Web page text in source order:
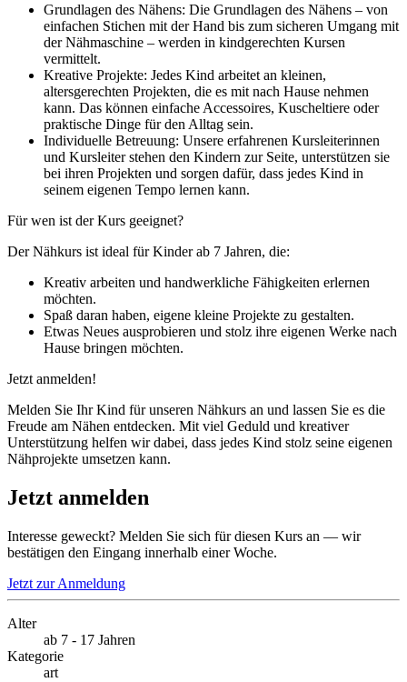
Grundlagen des Nähens: Die Grundlagen des Nähens – von
einfachen Stichen mit der Hand bis zum sicheren Umgang mit
der Nähmaschine – werden in kindgerechten Kursen
vermittelt.
Kreative Projekte: Jedes Kind arbeitet an kleinen,
altersgerechten Projekten, die es mit nach Hause nehmen
kann. Das können einfache Accessoires, Kuscheltiere oder
praktische Dinge für den Alltag sein.
Individuelle Betreuung: Unsere erfahrenen Kursleiterinnen
und Kursleiter stehen den Kindern zur Seite, unterstützen sie
bei ihren Projekten und sorgen dafür, dass jedes Kind in
seinem eigenen Tempo lernen kann.
Für wen ist der Kurs geeignet?
Der Nähkurs ist ideal für Kinder ab 7 Jahren, die:
Kreativ arbeiten und handwerkliche Fähigkeiten erlernen
möchten.
Spaß daran haben, eigene kleine Projekte zu gestalten.
Etwas Neues ausprobieren und stolz ihre eigenen Werke nach
Hause bringen möchten.
Jetzt anmelden!
Melden Sie Ihr Kind für unseren Nähkurs an und lassen Sie es die
Freude am Nähen entdecken. Mit viel Geduld und kreativer
Unterstützung helfen wir dabei, dass jedes Kind stolz seine eigenen
Nähprojekte umsetzen kann.
Jetzt anmelden
Interesse geweckt? Melden Sie sich für diesen Kurs an — wir
bestätigen den Eingang innerhalb einer Woche.
Jetzt zur Anmeldung
Alter
ab 7 - 17 Jahren
Kategorie
art